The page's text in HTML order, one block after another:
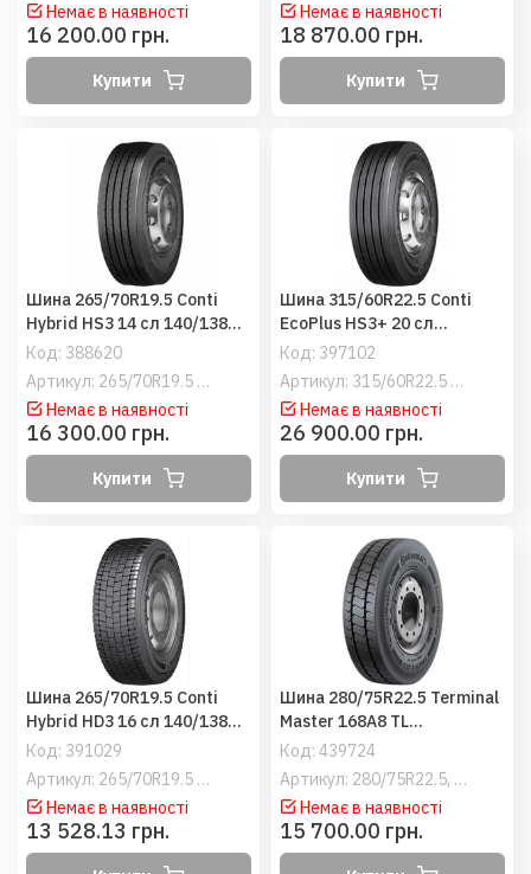
Немає в наявності
16 200.00 грн.
Купити
Немає в наявності
18 870.00 грн.
Купити
Код: 388620
Артикул: 265/70R19.5 Conti Hybrid HS3
Шина 265/70R19.5 Conti
Hybrid HS3 14 сл 140/138M
Немає в наявності
16 300.00 грн.
Купити
Код: 397102
Артикул: 315/60R22.5 Conti EcoPlus HS3
Шина 315/60R22.5 Conti
EcoPlus HS3+ 20 сл
154/150L M+S (Continental)
кермові
Немає в наявності
26 900.00 грн.
Купити
Код: 391029
Артикул: 265/70R19.5 Conti Hybrid HD3
Шина 265/70R19.5 Conti
Hybrid HD3 16 сл 140/138M
M+S (Continental) ведучі
Немає в наявності
13 528.13 грн.
Код: 439724
Артикул: 280/75R22.5, 280/75-22.5
Шина 280/75R22.5 Terminal
Master 168A8 TL
(Continental) причіпні
Немає в наявності
15 700.00 грн.